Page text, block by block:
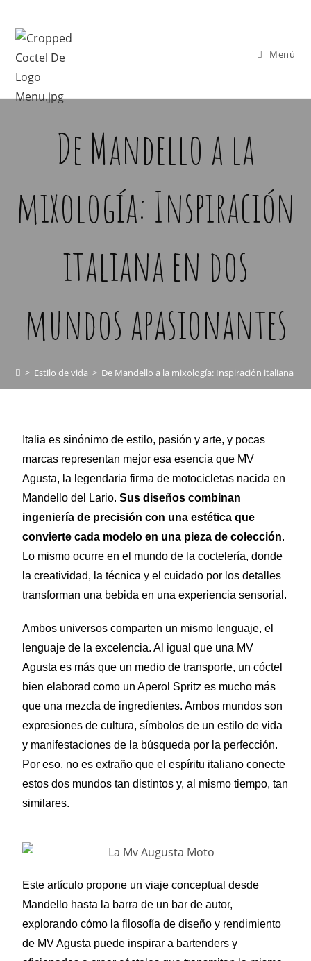
Menú
De Mandello a la
mixología: Inspiración
italiana en dos
mundos apasionantes
> Estilo de vida > De Mandello a la mixología: Inspiración italiana
Italia es sinónimo de estilo, pasión y arte, y pocas
marcas representan mejor esa esencia que MV
Agusta, la legendaria firma de motocicletas nacida en
Mandello del Lario.Sus diseños combinan
ingeniería de precisión con una estética que
convierte cada modelo en una pieza de colección.
Lo mismo ocurre en el mundo de la coctelería, donde
la creatividad, la técnica y el cuidado por los detalles
transforman una bebida en una experiencia sensorial.
Ambos universos comparten un mismo lenguaje, el
lenguaje de la excelencia. Al igual que una MV
Agusta es más que un medio de transporte, un cóctel
bien elaborad como un Aperol Spritz es mucho más
que una mezcla de ingredientes. Ambos mundos son
expresiones de cultura, símbolos de un estilo de vida
y manifestaciones de la búsqueda por la perfección.
Por eso, no es extraño que el espíritu italiano conecte
estos dos mundos tan distintos y, al mismo tiempo, tan
similares.
Este artículo propone un viaje conceptual desde
Mandello hasta la barra de un bar de autor,
explorando cómo la filosofía de diseño y rendimiento
de MV Agusta puede inspirar a bartenders y